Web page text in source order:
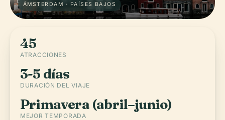
ÁMSTERDAM · PAÍSES BAJOS
45
ATRACCIONES
3-5 días
DURACIÓN DEL VIAJE
Primavera (abril–junio)
MEJOR TEMPORADA